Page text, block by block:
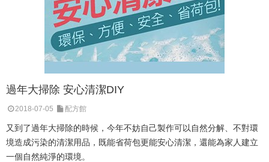
過年大掃除 安心清潔DIY
2018-07-05 配方館
又到了過年大掃除的時候，今年不妨自己製作可以自然分解、不對環
境造成污染的清潔用品，既能省荷包更能安心清潔，還能為家人建立
一個自然純淨的環境。